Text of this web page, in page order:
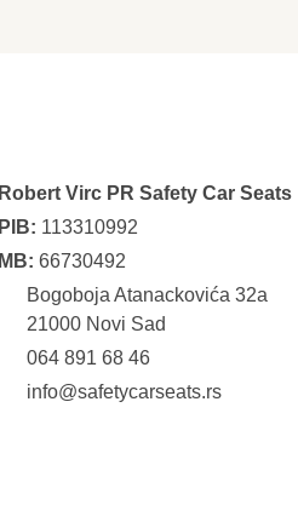
Robert Virc PR Safety Car Seats
PIB: 113310992
MB: 66730492
Bogoboja Atanackovića 32a
21000 Novi Sad
064 891 68 46
info@safetycarseats.rs